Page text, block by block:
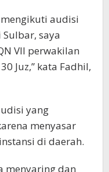
audisi
saya
VII perwakilan
Juz,” kata Fadhil,
yang
menyasar
di daerah.
menyaring dan